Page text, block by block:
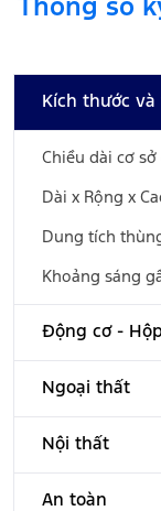
Thông số
Kích thước
Chiều dài cơ sở
Dài x Rộng x
Dung tích
Khoảng sáng
Động cơ -
Ngoại thất
Nội thất
An toàn